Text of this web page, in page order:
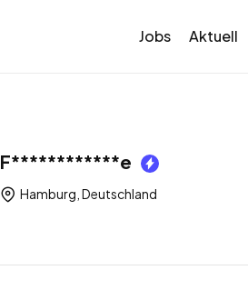
Jobs Aktuell
F************e
Hamburg, Deutschland